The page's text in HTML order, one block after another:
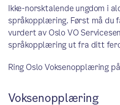
Ikke-norsktalende ungdom i
språkopplæring. Først må du
vurdert av Oslo VO
språkopplæring ut fra ditt
Ring Oslo Voksenopplæring
Voksenopplæring